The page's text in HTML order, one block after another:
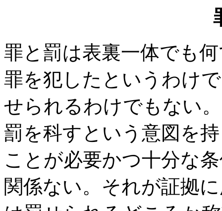
罪と罰は表裏一体でも
罪を犯したというわけ
せられるわけでもない
罰を科すという意図を
ことが必要かつ十分な
関係ない。それが証拠